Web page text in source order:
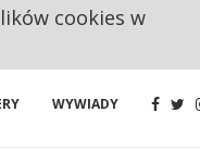
WYWIADY
cookies w